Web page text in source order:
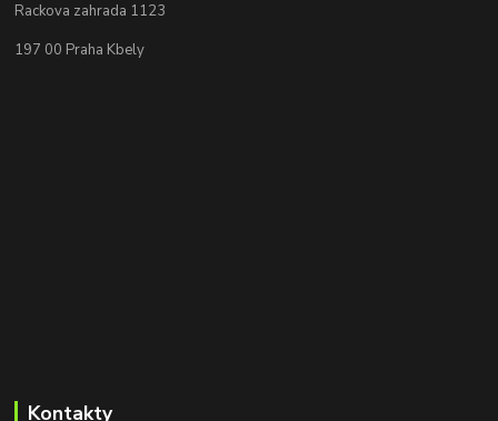
Rackova zahrada 1123
197 00 Praha Kbely
Kontakty